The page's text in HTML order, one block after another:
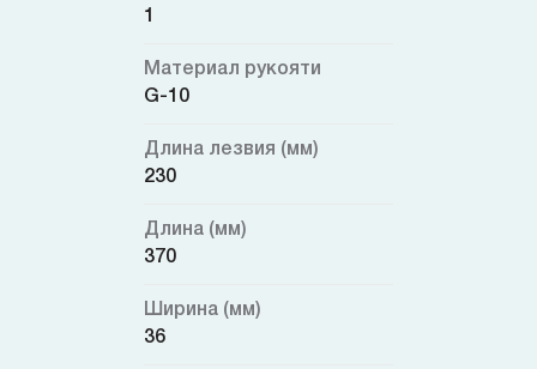
1
Материал рукояти
G-10
Длина лезвия (мм)
230
Длина (мм)
370
Ширина (мм)
36